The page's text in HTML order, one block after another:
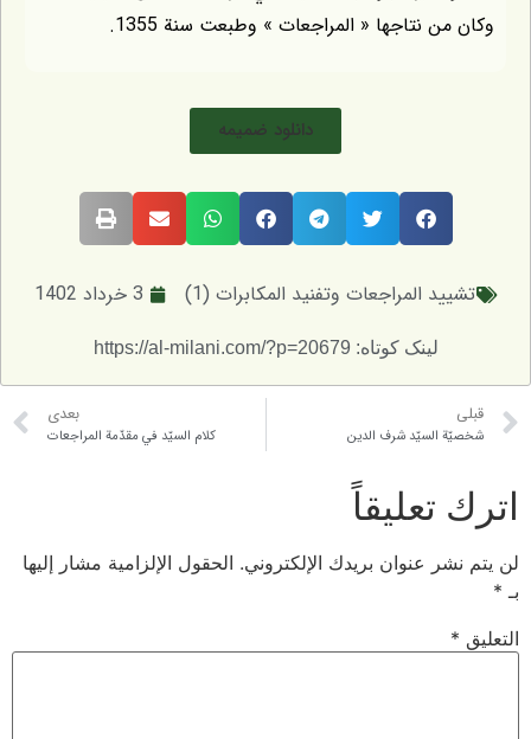
نتاجها « المراجعات » وطبعت سنة 1355.
دانلود ضمیمه
المراجعات وتفنيد المكابرات (1) 3 خرداد 1402
شرف الدين كلام السيّد في مقدّمة المراجعات
عنوان بريدك الإلكتروني. الحقول الإلزامية مشار إليها